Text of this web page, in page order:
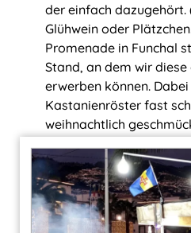
der einfach dazugehört.
Glühwein oder
Promenade in Funchal
Stand, an dem wir
erwerben können.
Kastanienröster fast
weihnachtlich